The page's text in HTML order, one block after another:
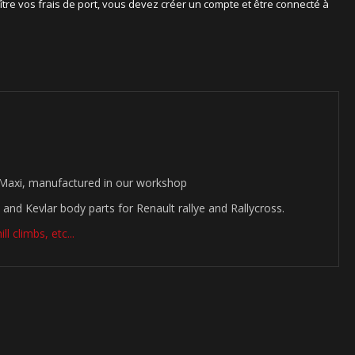
vos frais de port, vous devez créer un compte et être connecté à
manufactured in our workshop
Kevlar body parts for Renault rallye and Rallycross.
climbs, etc...